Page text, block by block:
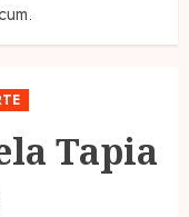
Tapia